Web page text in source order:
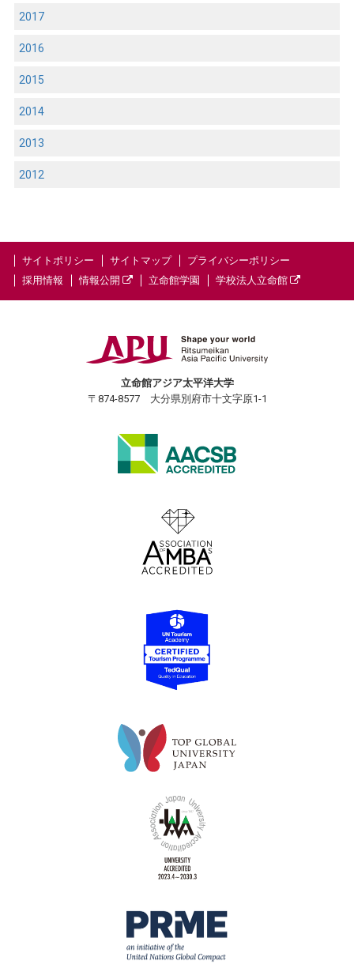
2017
2016
2015
2014
2013
2012
サイトポリシー サイトマップ
プライバシーポリシー
採用情報
情報公開 立命館学園 学校法人立命館
立命館アジア太平洋大学
〒874-8577 大分県別府市十文字原1-1